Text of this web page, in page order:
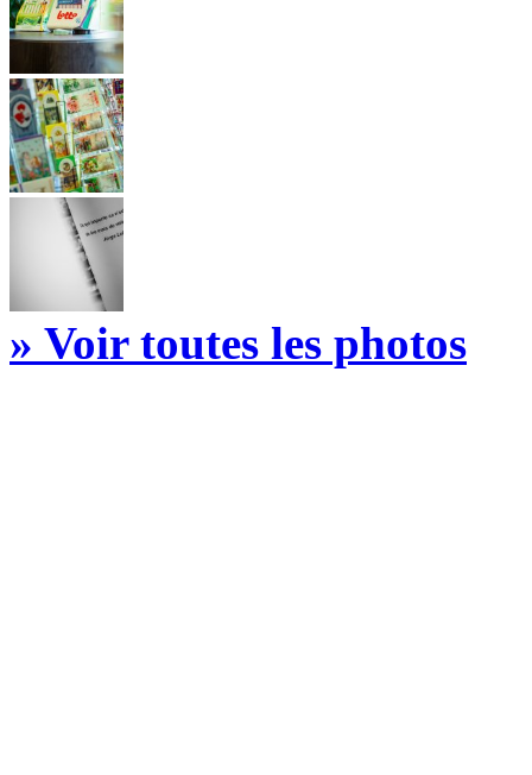
» Voir toutes les photos